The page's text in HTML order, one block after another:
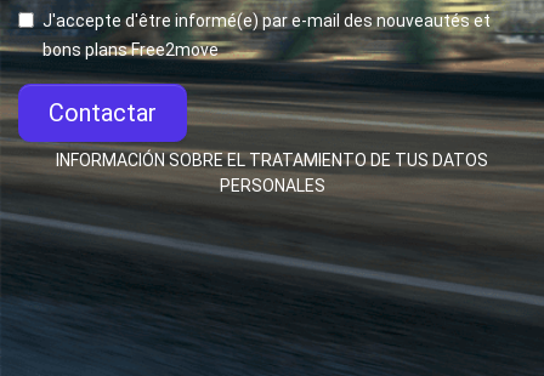
J'accepte d'être informé(e) par e-mail des nouveautés et
bons plans Free2move
Contactar
INFORMACIÓN SOBRE EL TRATAMIENTO DE TUS DATOS
PERSONALES